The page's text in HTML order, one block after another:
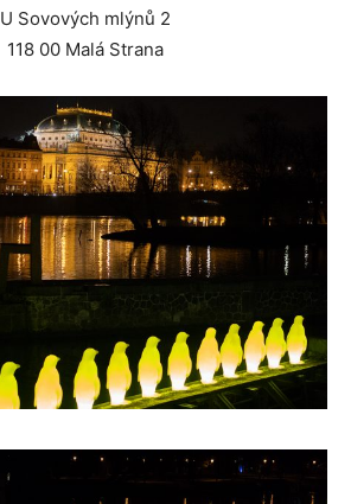
U Sovových mlýnů 2
118 00 Malá Strana